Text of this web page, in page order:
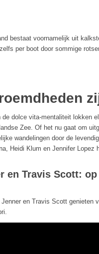
bestaat voornamelijk uit
per boot door sommige
de dolce vita-mentaliteit lokken
Zee. Of het nu gaat om
wandelingen door de
Heidi Klum en Jennifer Lopez
en Travis Scott:
en Travis Scott genieten